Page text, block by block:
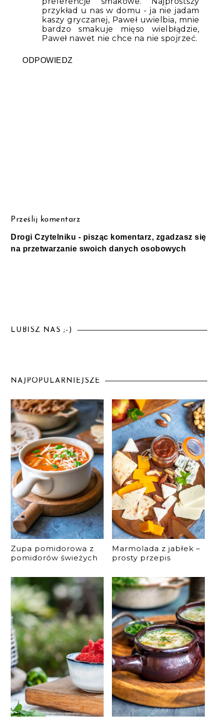
przykład u nas w domu - ja nie jadam
kaszy gryczanej, Paweł uwielbia, mnie
bardzo smakuje mięso wielbłądzie,
Paweł nawet nie chce na nie spojrzeć.
ODPOWIEDZ
Prześlij komentarz
Drogi Czytelniku - pisząc komentarz, zgadzasz się
na przetwarzanie swoich danych osobowych
LUBISZ NAS ;-)
NAJPOPULARNIEJSZE
Zupa pomidorowa z
pomidorów świeżych
Marmolada z jabłek –
prosty przepis